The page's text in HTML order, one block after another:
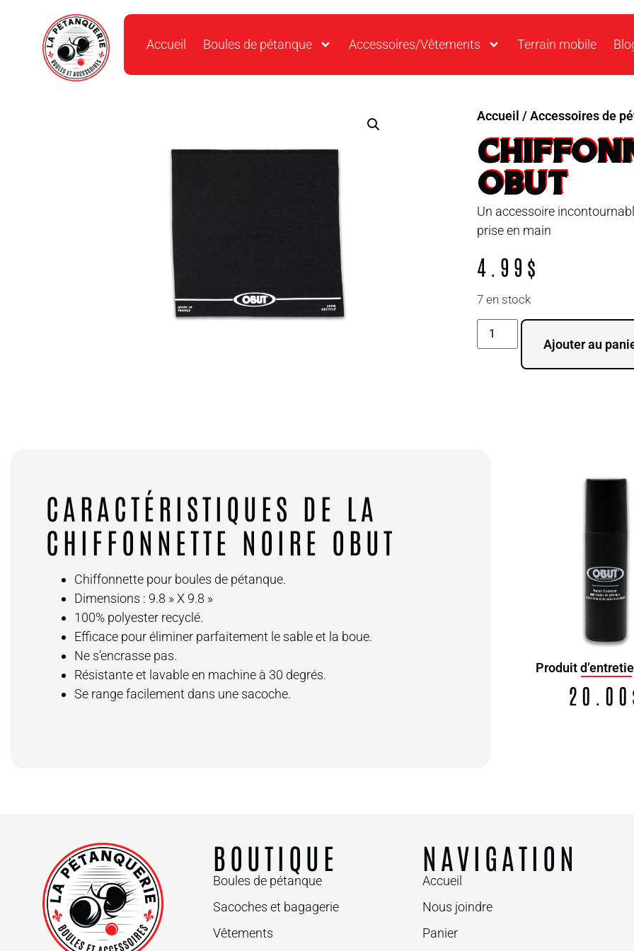
Accueil Boules de pétanque Accessoires/Vêtements Terrain mobile
Accueil /Accessoires de
OBUT
Un accessoire
prise en main
4.99 $
7 en stock
Ajouter au
CARACTÉRISTIQUES DE LA
CHIFFONNETTE NOIRE OBUT
Chiffonnette pour boules de pétanque.
Dimensions : 9.8 » X 9.8 »
100% polyester recyclé.
Efficace pour éliminer parfaitement le sable et la boue.
Ne s’encrasse pas.
Résistante et lavable en machine à 30 degrés.
Se range facilement dans une sacoche.
Mallette noire OBUT
85.00$
Boules OBUT TON’R Lisse
Produit
20.00
BOUTIQUE
Boules de pétanque
Sacoches et bagagerie
Vêtements
NAVIGATION
Accueil
Nous joindre
Panier